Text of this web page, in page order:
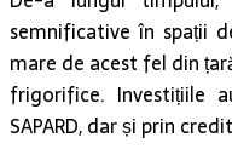
semnificative în spații
mare de acest fel din
frigorifice. Investițiile
SAPARD, dar și prin